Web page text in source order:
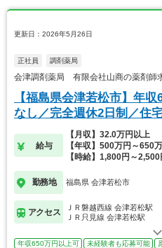
更新日：2026年5月26日
正社員 調剤薬局
会津調剤薬局 有限会社山商の薬剤師
【福島県会津若松市】年
なし／完全週休2日制／住
給与
【月収】32.0万円以上
【年収】500万円～650
【時給】1,800円～2,500
勤務地 福島県 会津若松市
アクセス
ＪＲ磐越西線 会津若松駅
ＪＲ只見線 会津若松駅
年収650万円以上可 未経験者も応募可能